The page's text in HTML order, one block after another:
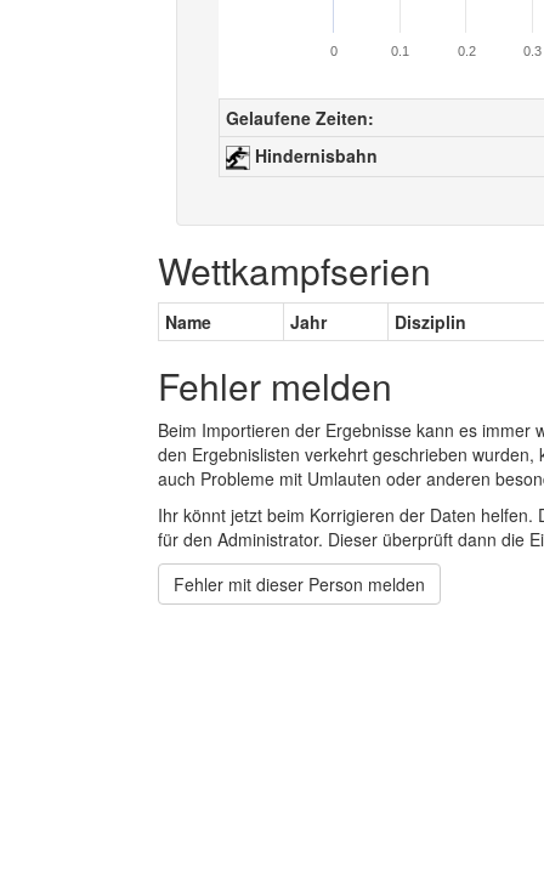
0 0.1 0.2 0.3
Gelaufene Zeiten:
Hindernisbahn
Wettkampfserien
Name Jahr Disziplin
Fehler melden
Beim Importieren der Ergebnisse kann es
den Ergebnislisten verkehrt geschrieben
auch Probleme mit Umlauten oder anderen
Ihr könnt jetzt beim Korrigieren der Daten
für den Administrator. Dieser überprüft dann die
Fehler mit dieser Person melden